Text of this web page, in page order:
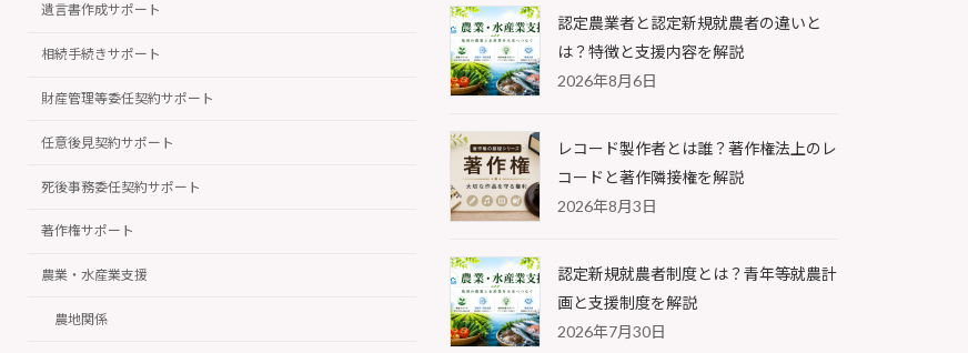
遺言書作成サポート
相続手続きサポート
財産管理等委任契約サポート
任意後見契約サポート
死後事務委任契約サポート
著作権サポート
農業・水産業支援
農地関係
認定農業者と認定新規就農者の違いと
は？特徴と支援内容を解説
2026年8月6日
レコード製作者とは誰？著作権法上のレ
コードと著作隣接権を解説
2026年8月3日
認定新規就農者制度とは？青年等就農計
画と支援制度を解説
2026年7月30日